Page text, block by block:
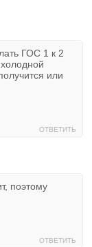
ГОС 1 к 2
или
ОТВЕТИТЬ
поэтому
ОТВЕТИТЬ